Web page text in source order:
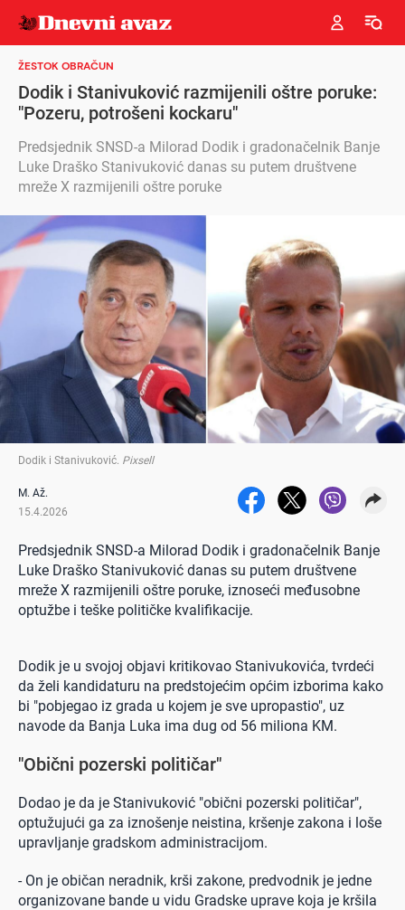
ŽESTOK OBRAČUN
Dodik i Stanivuković razmijenili oštre poruke:
"Pozeru, potrošeni kockaru"
Predsjednik SNSD-a Milorad Dodik i gradonačelnik Banje
Luke Draško Stanivuković danas su putem društvene
mreže X razmijenili oštre poruke
Dodik i Stanivuković Pixsell
M. Až.
15.4.2026
Predsjednik SNSD-a Milorad Dodik i gradonačelnik Banje
Luke Draško Stanivuković danas su putem društvene
mreže X razmijenili oštre poruke, iznoseći međusobne
optužbe i teške političke kvalifikacije.
Dodik je u svojoj objavi kritikovao Stanivukovića, tvrdeći
da želi kandidaturu na predstojećim općim izborima kako
bi "pobjegao iz grada u kojem je sve upropastio", uz
navode da Banja Luka ima dug od 56 miliona KM.
"Obični pozerski političar"
Dodao je da je Stanivuković "obični pozerski političar",
optužujući ga za iznošenje neistina, kršenje zakona i loše
upravljanje gradskom administracijom.
- On je običan neradnik, krši zakone, predvodnik je jedne
organizovane bande u vidu Gradske uprave koja je kršila